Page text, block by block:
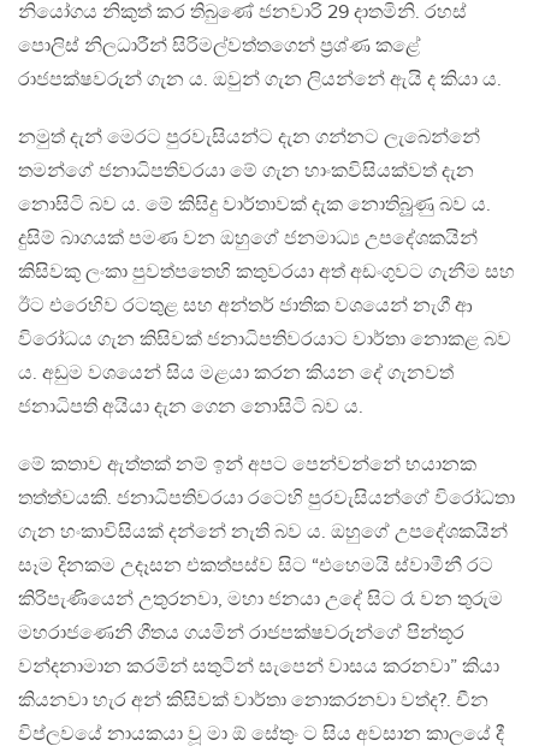
නියෝගය නිකුත් කර තිබුණේ ජනවාරි 29 දාතමිනි. රහස්
පොලිස් නිලධාරීන් සිරිමල්වත්තගෙන් ප්‍රශ්ණ කළේ
රාජපක්ෂවරුන් ගැන ය. ඔවුන් ගැන ලියන්නේ ඇයි ද කියා ය.
නමුත් දැන් මෙරට පුරවැසියන්ට දැන ගන්නට ලැබෙන්නේ
තමන්ගේ ජනාධිපතිවරයා මේ ගැන හාංකවිසියක්වත් දැන
නොසිටි බව ය. මේ කිසිදු වාර්තාවක් දැක නොතිබුූණු බව ය.
දුසිම් බාගයක් පමණ වන ඔහුගේ ජනමාධ්‍ය උපදේශකයින්
කිසිවකු ලංකා පුවත්පතෙහි කතුවරයා අත් අඩංගුවට ගැනීම සහ
ඊට එරෙහිව රටතුළ සහ අන්තර් ජාතික වශයෙන් නැගී ආ
විරෝධය ගැන කිසිවක් ජනාධිපතිවරයාට වාර්තා නොකළ බව
ය. අඩුම වශයෙන් සිය මළයා කරන කියන දේ ගැනවත්
ජනාධිපති අයියා දැන ගෙන නොසිටි බව ය.
මේ කතාව ඇත්තක් නම් ඉන් අපට පෙන්වන්නේ භයානක
තත්ත්වයකි. ජනාධිපතිවරයා රටෙහි පුරවැසියන්ගේ විරෝධතා
ගැන හංකාවිසියක් දන්නේ නැති බව ය. ඔහුගේ උපදේශකයින්
සෑම දිනකම උදෑසන එකත්පස්ව සිට “එහෙමයි ස්වාමීනී රට
කිරිපැණියෙන් උතුරනවා, මහා ජනයා උදේ සිට රෑ වන තුරුම
මහරාජණෙනි ගීතය ගයමින් රාජපක්ෂවරුන්ගේ පින්තූර
වන්දනාමාන කරමින් සතුටින් සැපෙන් වාසය කරනවා” කියා
කියනවා හැර අන් කිසිවක් වාර්තා නොකරනවා වත්ද?. චීන
විප්ලවයේ නායකයා වූ මා ඕ සේතුං ට සිය අවසාන කාලයේ දී